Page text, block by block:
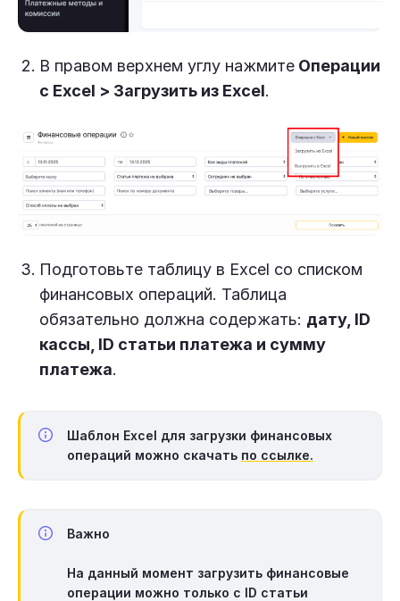
В правом верхнем углу нажмите Операции
с Excel > Загрузить из Excel.
Подготовьте таблицу в Excel со списком
финансовых операций. Таблица
обязательно должна содержать: дату, ID
кассы, ID статьи платежа и сумму
платежа.
Шаблон Excel для загрузки финансовых
операций можно скачать по ссылке.
Важно
На данный момент загрузить финансовые
операции можно только с ID статьи